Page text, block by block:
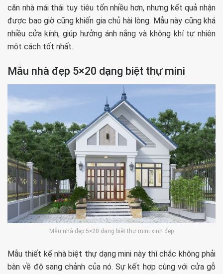
căn nhà mái thái tuy tiêu tốn nhiều hơn, nhưng kết quả nhận
được bao giờ cũng khiến gia chủ hài lòng. Mẫu này cũng khá
nhiều cửa kính, giúp hưởng ánh nắng và không khí tự nhiên
một cách tốt nhất.
Mẫu nhà đẹp 5×20 dạng biệt thự mini
Mẫu nhà đẹp 5×20 dạng biệt thự mini xinh đẹp
Mẫu thiết kế nhà biệt thự dạng mini này thì chắc không phải
bàn về độ sang chảnh của nó. Sự kết hợp cùng với cửa gỗ